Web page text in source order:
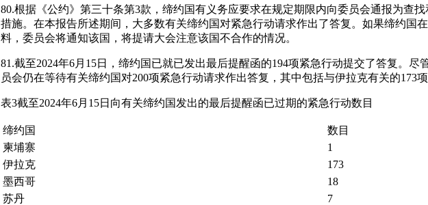
80.根据《公约》第三十条第3款，缔约国有义务应要求在规定期限内向委员会通报为查
措施。在本报告所述期间，大多数有关缔约国对紧急行动请求作出了答复。如果缔约国
料，委员会将通知该国，将提请大会注意该国不合作的情况。
81.截至2024年6月15日，缔约国已就已发出最后提醒函的194项紧急行动提交了答复。尽
员会仍在等待有关缔约国对200项紧急行动请求作出答复，其中包括与伊拉克有关的173项
表3截至2024年6月15日向有关缔约国发出的最后提醒函已过期的紧急行动数目
缔约国
数目
柬埔寨
1
伊拉克
173
墨西哥
18
苏丹
7